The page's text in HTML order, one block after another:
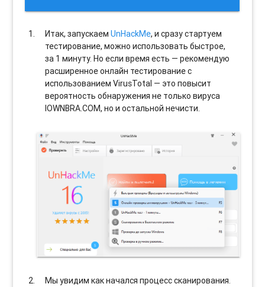
Итак, запускаемUnHackMe, и сразу стартуем
тестирование, можно использовать быстрое,
за 1 минуту. Но если время есть — рекомендую
расширенное онлайн тестирование с
использованием VirusTotal — это повысит
вероятность обнаружения не только вируса
IOWNBRA.COM, но и остальной нечисти.
Мы увидим как начался процесс сканирования.